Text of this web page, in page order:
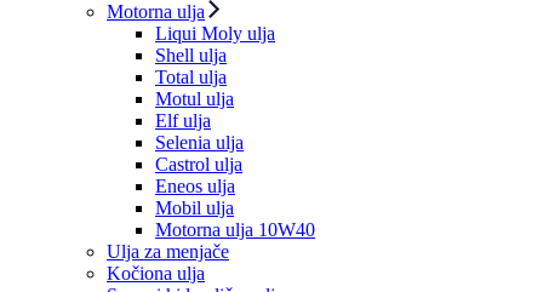
Motorna ulja
Liqui Moly ulja
Shell ulja
Total ulja
Motul ulja
Elf ulja
Selenia ulja
Castrol ulja
Eneos ulja
Mobil ulja
Motorna ulja 10W40
Ulja za menjače
Kočiona ulja